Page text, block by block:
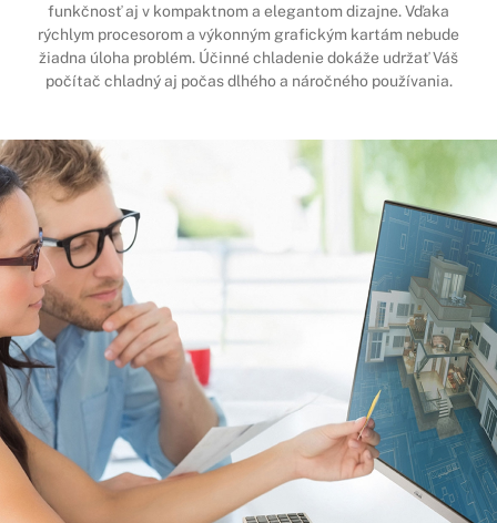
funkčnosť aj v kompaktnom a elegantom dizajne. Vďaka
rýchlym procesorom a výkonným grafickým kartám nebude
žiadna úloha problém. Účinné chladenie dokáže udržať Váš
počítač chladný aj počas dlhého a náročného používania.